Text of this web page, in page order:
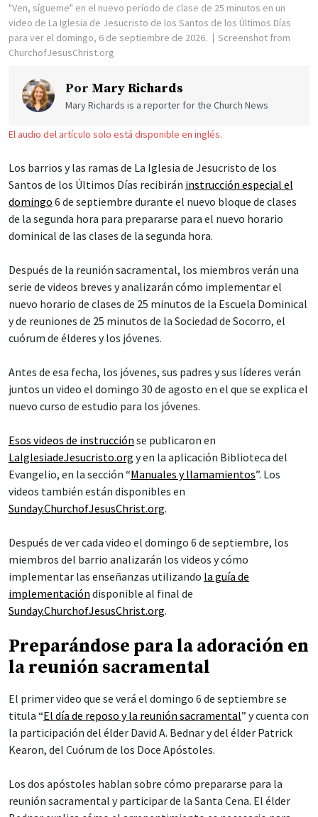
"Ven, sígueme" en el nuevo período de clase de 25 minutos en un
video de La Iglesia de Jesucristo de los Santos de los Últimos Días
para ver el domingo, 6 de septiembre de 2026.
Screenshot from
ChurchofJesusChrist.org
Por Mary Richards
Mary Richards is a reporter for the Church News
El audio del artículo solo está disponible en inglés.
Los barrios y las ramas de La Iglesia de Jesucristo de los
Santos de los Últimos Días recibirán instrucción especial el
domingo 6 de septiembre durante el nuevo bloque de clases
de la segunda hora para prepararse para el nuevo horario
dominical de las clases de la segunda hora.
Después de la reunión sacramental, los miembros verán una
serie de videos breves y analizarán cómo implementar el
nuevo horario de clases de 25 minutos de la Escuela Dominical
y de reuniones de 25 minutos de la Sociedad de Socorro, el
cuórum de élderes y los jóvenes.
Antes de esa fecha, los jóvenes, sus padres y sus líderes verán
juntos un video el domingo 30 de agosto en el que se explica el
nuevo curso de estudio para los jóvenes.
Esos videos de instrucción se publicaron en
LaIglesiadeJesucristo.org y en la aplicación Biblioteca del
Evangelio, en la sección “Manuales y llamamientos”. Los
videos también están disponibles en
Sunday.ChurchofJesusChrist.org.
Después de ver cada video el domingo 6 de septiembre, los
miembros del barrio analizarán los videos y cómo
implementar las enseñanzas utilizando la guía de
implementación disponible al final de
Sunday.ChurchofJesusChrist.org.
Preparándose para la adoración en
la reunión sacramental
El primer video que se verá el domingo 6 de septiembre se
titula “El día de reposo y la reunión sacramental” y cuenta con
la participación del élder David A. Bednar y del élder Patrick
Kearon, del Cuórum de los Doce Apóstoles.
Los dos apóstoles hablan sobre cómo prepararse para la
reunión sacramental y participar de la Santa Cena. El élder